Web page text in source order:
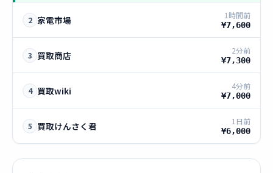
2 家電市場 1時間前
¥7,600
3 買取商店 2分前
¥7,300
4 買取wiki 4分前
¥7,000
5 買取けんさく君 1日前
¥6,000